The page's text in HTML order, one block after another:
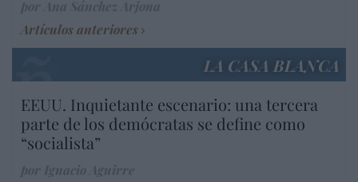
Artículos anteriores
LA CASA BLANCA
EEUU. Inquietante escenario: una tercera
parte de los demócratas se define como
“socialista”